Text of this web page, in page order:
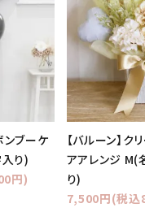
ンブーケ
り)
円)
【バルーン】ク
アアレンジ M(
り)
7,500円(税込